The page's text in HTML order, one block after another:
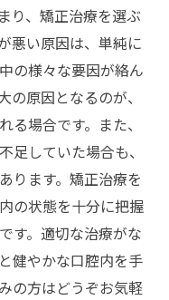
り、矯正治療を選ぶ
悪い原因は、単純に
の様々な要因が絡ん
の原因となるのが、
る場合です。また、
足していた場合も、
ります。矯正治療を
の状態を十分に把握
す。適切な治療がな
健やかな口腔内を手
の方はどうぞお気軽